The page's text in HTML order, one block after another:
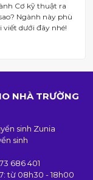
Cơ kỹ thuật ra
Ngành này phù
dưới đây nhé!
NHÀ TRƯỜNG
sinh Zunia
sinh
686 401
từ 08h30 - 18h00